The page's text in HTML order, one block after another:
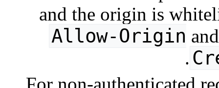
and the origin is
Allow-Origin